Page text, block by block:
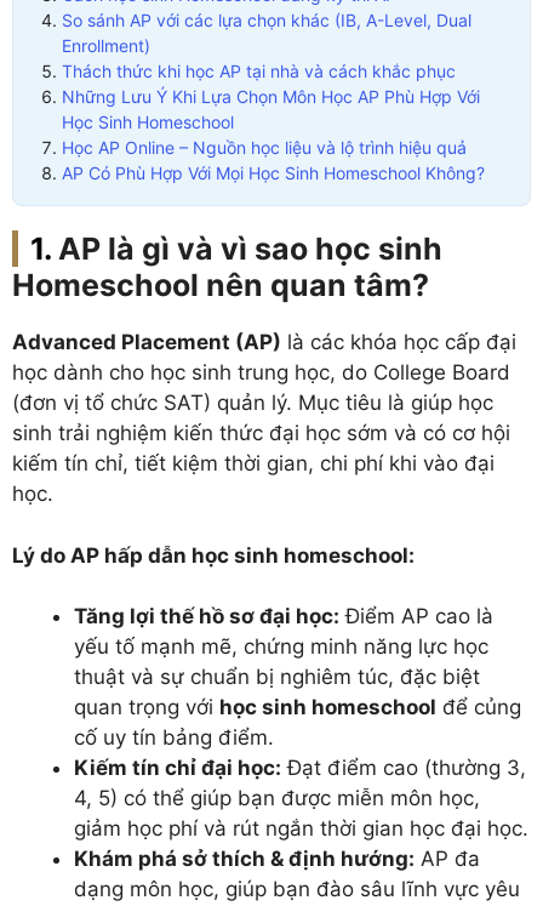
So sánh AP với các lựa chọn khác (IB, A-Level, Dual
Enrollment)
Thách thức khi học AP tại nhà và cách khắc phục
Những Lưu Ý Khi Lựa Chọn Môn Học AP Phù Hợp Với
Học Sinh Homeschool
Học AP Online – Nguồn học liệu và lộ trình hiệu quả
AP Có Phù Hợp Với Mọi Học Sinh Homeschool Không?
AP là gì và vì sao học sinh
Homeschool nên quan tâm?
Advanced Placement (AP) là các khóa học cấp đại
học dành cho học sinh trung học, do College Board
(đơn vị tổ chức SAT) quản lý. Mục tiêu là giúp học
sinh trải nghiệm kiến thức đại học sớm và có cơ hội
kiếm tín chỉ, tiết kiệm thời gian, chi phí khi vào đại
học.
Lý do AP hấp dẫn học sinh homeschool:
Tăng lợi thế hồ sơ đại học: Điểm AP cao là
yếu tố mạnh mẽ, chứng minh năng lực học
thuật và sự chuẩn bị nghiêm túc, đặc biệt
quan trọng với học sinh homeschool để củng
cố uy tín bảng điểm.
Kiếm tín chỉ đại học: Đạt điểm cao (thường 3,
4, 5) có thể giúp bạn được miễn môn học,
giảm học phí và rút ngắn thời gian học đại học.
Khám phá sở thích & định hướng: AP đa
dạng môn học, giúp bạn đào sâu lĩnh vực yêu